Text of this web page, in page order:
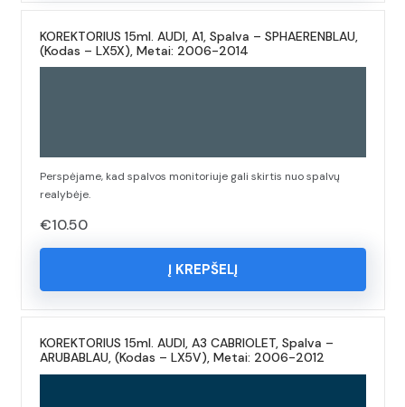
KOREKTORIUS 15ml. AUDI, A1, Spalva – SPHAERENBLAU,
(Kodas – LX5X), Metai: 2006-2014
Perspėjame, kad spalvos monitoriuje gali skirtis nuo spalvų
realybėje.
€10.50
Į KREPŠELĮ
KOREKTORIUS 15ml. AUDI, A3 CABRIOLET, Spalva –
ARUBABLAU, (Kodas – LX5V), Metai: 2006-2012